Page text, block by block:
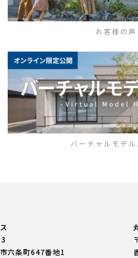
お客様の声
バーチャルモデル
六条町647番地1